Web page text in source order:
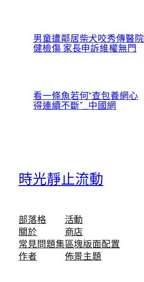
男童遭鄰居柴犬咬秀傳醫院
健檢傷 家長申訴維權無門
看一條魚若何“查包養網心
得連續不斷”_中國網
時光靜止流動
部落格
關於
常見問題集
作者
活動
商店
區塊版面配置
佈景主題